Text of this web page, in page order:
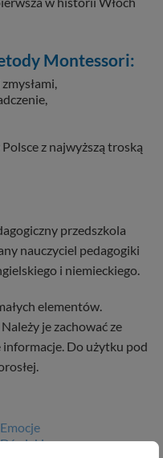
Montessori:
z najwyższą troską
przedszkola
nauczyciel pedagogiki
i niemieckiego.
elementów.
je zachować ze
Do użytku pod